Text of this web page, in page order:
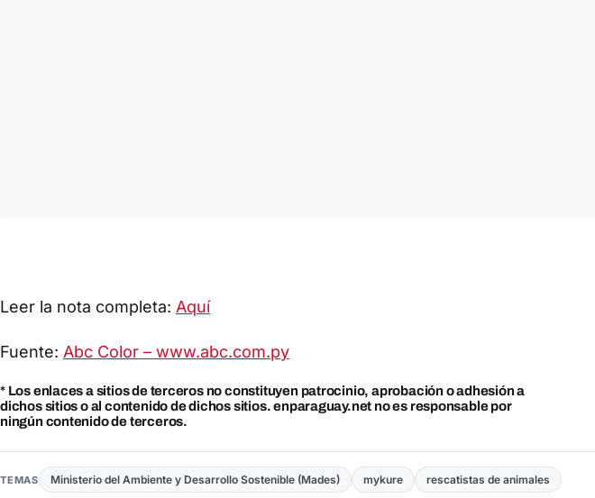
Leer la nota completa: Aquí
Fuente: Abc Color – www.abc.com.py
* Los enlaces a sitios de terceros no constituyen patrocinio, aprobación o adhesión a
dichos sitios o al contenido de dichos sitios. enparaguay.net no es responsable por
ningún contenido de terceros.
TEMAS Ministerio del Ambiente y Desarrollo Sostenible (Mades) mykure rescatistas de animales